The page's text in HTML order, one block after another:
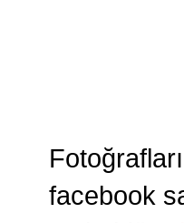
facebook